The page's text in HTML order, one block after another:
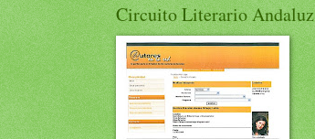
Circuito Literario Andaluz